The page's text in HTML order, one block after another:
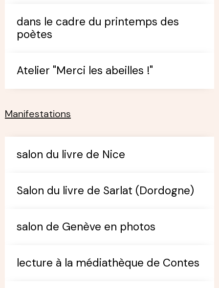
dans le cadre du printemps des
poètes
Atelier "Merci les abeilles !"
Manifestations
salon du livre de Nice
Salon du livre de Sarlat (Dordogne)
salon de Genève en photos
lecture à la médiathèque de Contes